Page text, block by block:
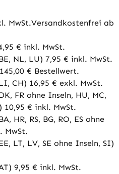
MwSt.Versandkostenfrei ab
€ inkl. MwSt.
NL, LU) 7,95 € inkl. MwSt.
€ Bestellwert.
CH) 16,95 € exkl. MwSt.
FR ohne Inseln, HU, MC,
10,95 € inkl. MwSt.
HR, RS, BG, RO, ES ohne
MwSt.
LT, LV, SE ohne Inseln, SI)
9,95 € inkl. MwSt.